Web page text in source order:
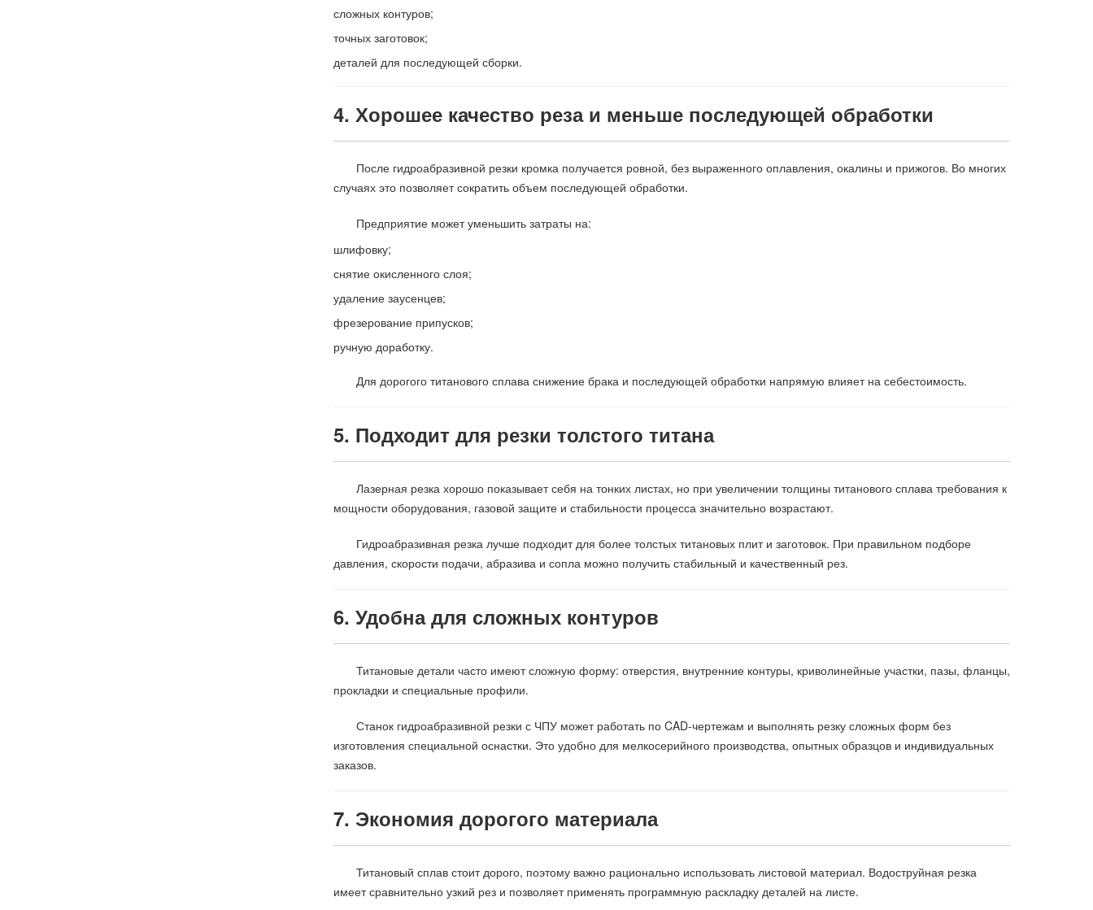
сложных контуров;
точных заготовок;
деталей для последующей сборки.
4. Хорошее качество реза и меньше последующей обработки
После гидроабразивной резки кромка получается ровной, без выраженного оплавления, окалины и прижогов. Во многих
случаях это позволяет сократить объем последующей обработки.
Предприятие может уменьшить затраты на:
шлифовку;
снятие окисленного слоя;
удаление заусенцев;
фрезерование припусков;
ручную доработку.
Для дорогого титанового сплава снижение брака и последующей обработки напрямую влияет на себестоимость.
5. Подходит для резки толстого титана
Лазерная резка хорошо показывает себя на тонких листах, но при увеличении толщины титанового сплава требования к
мощности оборудования, газовой защите и стабильности процесса значительно возрастают.
Гидроабразивная резка лучше подходит для более толстых титановых плит и заготовок. При правильном подборе
давления, скорости подачи, абразива и сопла можно получить стабильный и качественный рез.
6. Удобна для сложных контуров
Титановые детали часто имеют сложную форму: отверстия, внутренние контуры, криволинейные участки, пазы, фланцы,
прокладки и специальные профили.
Станок гидроабразивной резки с ЧПУ может работать по CAD-чертежам и выполнять резку сложных форм без
изготовления специальной оснастки. Это удобно для мелкосерийного производства, опытных образцов и индивидуальных
заказов.
7. Экономия дорогого материала
Титановый сплав стоит дорого, поэтому важно рационально использовать листовой материал. Водоструйная резка
имеет сравнительно узкий рез и позволяет применять программную раскладку деталей на листе.